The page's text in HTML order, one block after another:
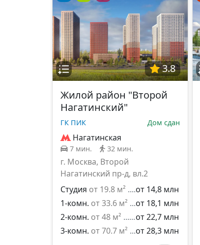
3.8
Жилой район "Второй
Нагатинский"
ГК ПИК Дом сдан
Нагатинская
7 мин. 32 мин.
г. Москва, Второй
Нагатинский пр-д, вл.2
Студия от 19.8 м²
от 14,8 млн
1-комн. от 33.6 м²
от 18,1 млн
2-комн. от 48 м²
от 22,7 млн
3-комн. от 70.7 м² от 28,3 млн